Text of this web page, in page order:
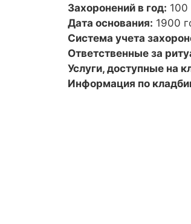
Захоронений в год: 100
Дата основания: 1900
Система учета
Ответственные за
Услуги, доступные на
Информация по